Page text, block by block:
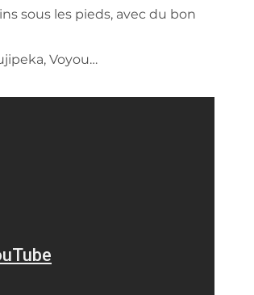
sous les pieds, avec du bon
Voyou…